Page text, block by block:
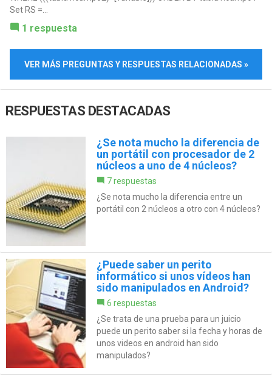
Set RS =...
1 respuesta
VER MÁS PREGUNTAS Y RESPUESTAS RELACIONADAS »
RESPUESTAS DESTACADAS
¿Se nota mucho la diferencia de
un portátil con procesador de 2
núcleos a uno de 4 núcleos?
7 respuestas
¿Se nota mucho la diferencia entre un
portátil con 2 núcleos a otro con 4 núcleos?
¿Puede saber un perito
informático si unos vídeos han
sido manipulados en Android?
6 respuestas
¿Se trata de una prueba para un juicio
puede un perito saber si la fecha y horas de
unos videos en android han sido
manipulados?